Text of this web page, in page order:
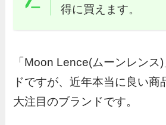
得に買えます。
「Moon Lence(ムーンレンス
ドですが、近年本当に良い商
大注目のブランドです。